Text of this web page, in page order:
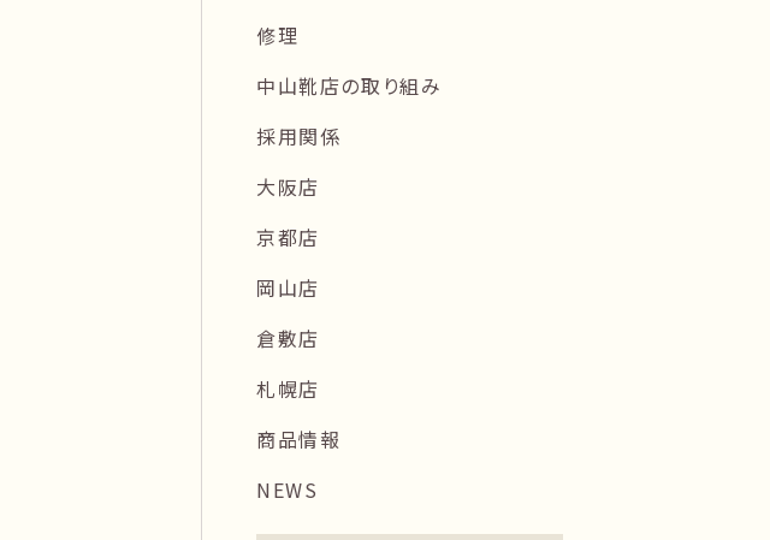
修理
中山靴店の取り組み
採用関係
大阪店
京都店
岡山店
倉敷店
札幌店
商品情報
NEWS